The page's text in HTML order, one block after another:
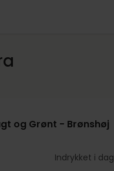
og Grønt - Brønshøj
Indrykket i dag